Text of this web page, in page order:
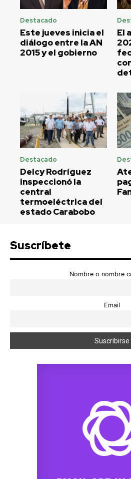
Destacado
Este jueves inicia el
diálogo entre la AN
2015 y el gobierno
El
Destacado
Delcy Rodríguez
inspeccionó la
central
termoeléctrica del
estado Carabobo
Suscríbete
Nombre o nombre
Email